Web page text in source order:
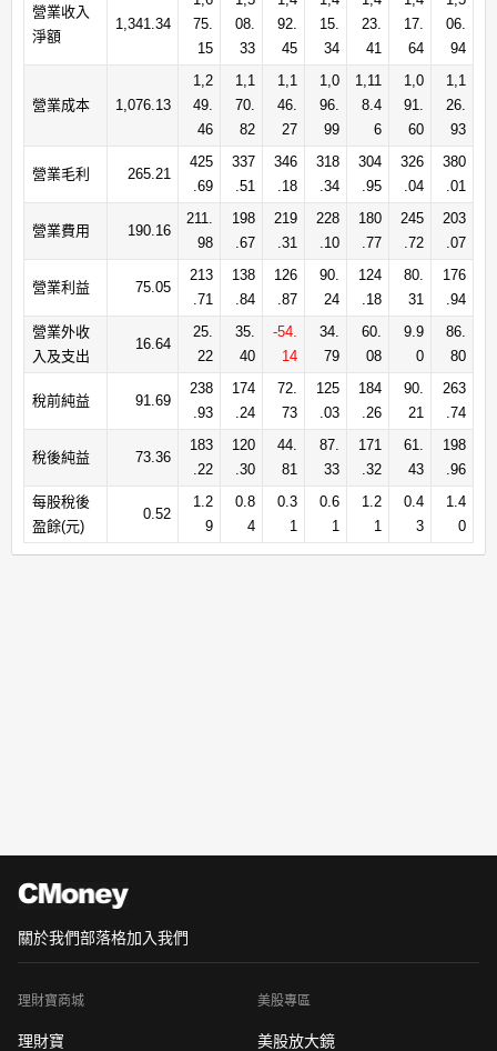
營業收入
淨額
1,341.34
75.
15
08.
33
92.
45
15.
34
23.
41
17.
64
06.
94
營業成本 1,076.13
1,2
49.
46
1,1
70.
82
1,1
46.
27
1,0
96.
99
1,11
8.4
6
1,0
91.
60
1,1
26.
93
營業毛利 265.21
425
.69
337
.51
346
.18
318
.34
304
.95
326
.04
380
.01
營業費用 190.16
211.
98
198
.67
219
.31
228
.10
180
.77
245
.72
203
.07
營業利益 75.05
213
.71
138
.84
126
.87
90.
24
124
.18
80.
31
176
.94
營業外收
入及支出
16.64
25.
22
35.
40
-54.
14
34.
79
60.
08
9.9
0
86.
80
稅前純益 91.69
238
.93
174
.24
72.
73
125
.03
184
.26
90.
21
263
.74
稅後純益 73.36
183
.22
120
.30
44.
81
87.
33
171
.32
61.
43
198
.96
每股稅後
盈餘(元)
0.52
1.2
9
0.8
4
0.3
1
0.6
1
1.2
1
0.4
3
1.4
0
關於我們部落格加入我們
理財寶商城
理財寶
美股專區
美股放大鏡